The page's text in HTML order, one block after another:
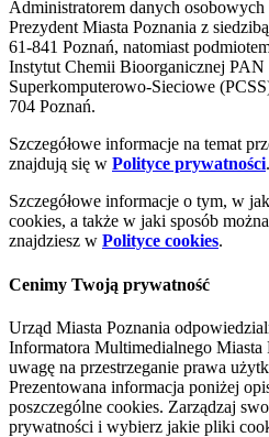
Administratorem danych
Prezydent Miasta Poznania z
61-841 Poznań, natomiast
Instytut Chemii Bioorganicznej PAN
Superkomputerowo-Sieciowe
704 Poznań.
Szczegółowe informacje na temat
znajdują się w Polityce prywatności.
Szczegółowe informacje o tym, w
cookies, a także w jaki sposób
znajdziesz w Polityce cookies.
Cenimy Twoją prywatność
Urząd Miasta Poznania
Informatora Multimedialnego Miasta
uwagę na przestrzeganie prawa
Prezentowana informacja poniżej
poszczególne cookies. Zarządzaj
prywatności i wybierz jakie pliki